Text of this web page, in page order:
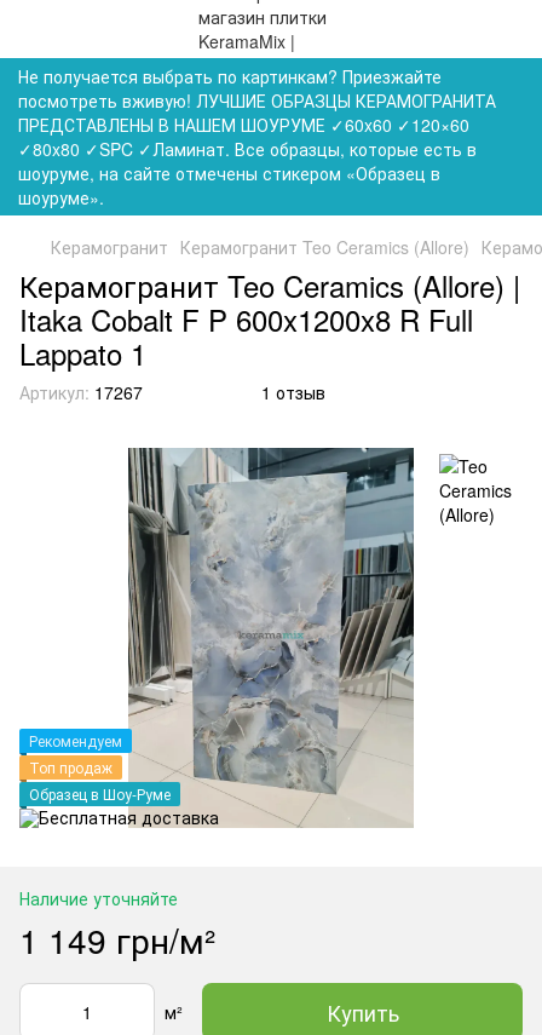
Не получается выбрать по картинкам? Приезжайте
посмотреть вживую! ЛУЧШИЕ ОБРАЗЦЫ КЕРАМОГРАНИТА
ПРЕДСТАВЛЕНЫ В НАШЕМ ШОУРУМЕ ✓60x60 ✓120×60
✓80x80 ✓SPC ✓Ламинат. Все образцы, которые есть в
шоуруме, на сайте отмечены стикером «Образец в
шоуруме».
Керамогранит Керамогранит Teo Ceramics (Allore)
Керамогранит Teo Ceramics (Allore) |
Itaka Cobalt F P 600x1200x8 R Full
Lappato 1
Артикул: 17267 1 отзыв
Рекомендуем
Топ продаж
Образец в Шоу-Руме
Наличие уточняйте
1 149 грн/м²
м² Купить